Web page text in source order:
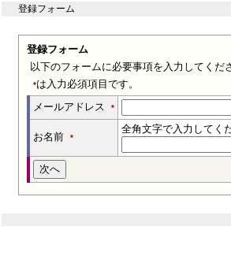
登録フォーム
登録フォーム
以下のフォームに必要事項を入力してくだ
*は入力必須項目です。
メールアドレス
*
お名前 *
全角文字で入力してく